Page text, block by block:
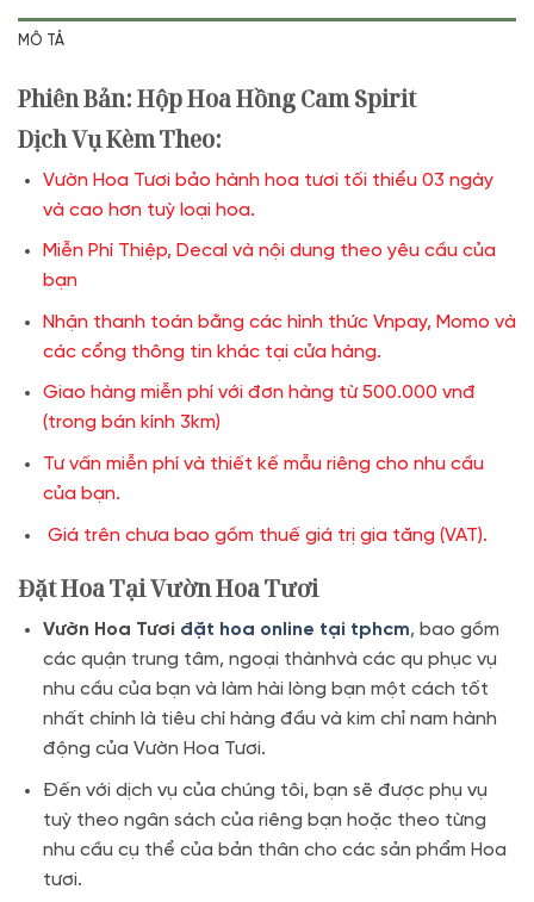
MÔ TẢ
Phiên Bản: Hộp Hoa Hồng Cam Spirit
Dịch Vụ Kèm Theo:
Vườn Hoa Tươi bảo hành hoa tươi tối thiểu 03 ngày
và cao hơn tuỳ loại hoa.
Miễn Phí Thiệp, Decal và nội dung theo yêu cầu của
bạn
Nhận thanh toán bằng các hình thức Vnpay, Momo và
các cổng thông tin khác tại cửa hàng.
Giao hàng miễn phí với đơn hàng từ 500.000 vnđ
(trong bán kính 3km)
Tư vấn miễn phí và thiết kế mẫu riêng cho nhu cầu
của bạn.
Giá trên chưa bao gồm thuế giá trị gia tăng (VAT).
Đặt Hoa Tại Vườn Hoa Tươi
Vườn Hoa Tươi đặt hoa online tại tphcm, bao gồm
các quận trung tâm, ngoại thànhvà các qu phục vụ
nhu cầu của bạn và làm hài lòng bạn một cách tốt
nhất chính là tiêu chí hàng đầu và kim chỉ nam hành
động của Vườn Hoa Tươi.
Đến với dịch vụ của chúng tôi, bạn sẽ được phụ vụ
tuỳ theo ngân sách của riêng bạn hoặc theo từng
nhu cầu cụ thể của bản thân cho các sản phẩm Hoa
tươi.